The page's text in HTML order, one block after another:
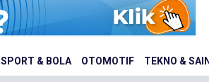
SPORT & BOLA OTOMOTIF TEKNO &